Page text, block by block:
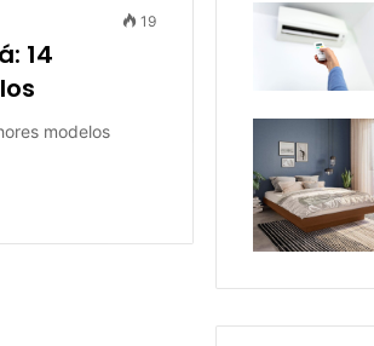
19
14
modelos